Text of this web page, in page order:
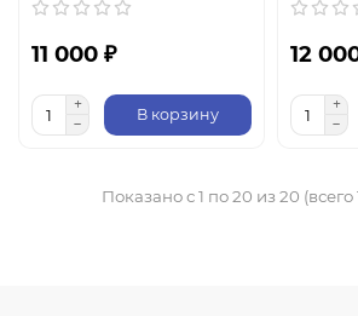
11 000 ₽
В корзину
12
Показано с 1 по 20 из 20 (всего